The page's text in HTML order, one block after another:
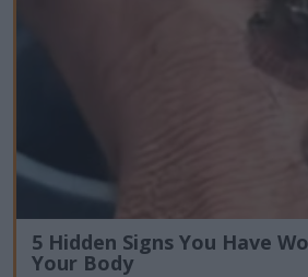
5 Hidden Signs You Have
Your Body